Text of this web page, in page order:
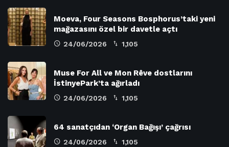
Moeva, Four Seasons Bosphorus’taki yeni
mağazasını özel bir davetle açtı
24/06/2026 1,105
Muse For All ve Mon Rêve dostlarını
İstinyePark’ta ağırladı
24/06/2026 1,105
64 sanatçıdan ‘Organ Bağışı’ çağrısı
24/06/2026 1,105